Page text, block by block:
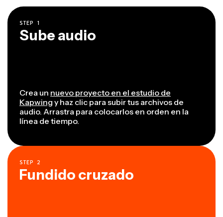
STEP 1
Sube audio
Crea un nuevo proyecto en el estudio de
Kapwing y haz clic para subir tus archivos de
audio. Arrastra para colocarlos en orden en la
línea de tiempo.
STEP 2
Fundido cruzado